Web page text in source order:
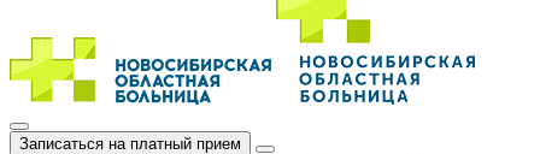
Записаться на платный прием